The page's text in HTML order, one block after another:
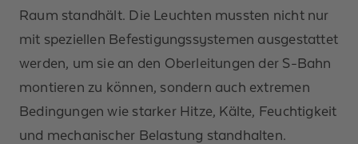
Raum standhält. Die Leuchten mussten nicht nur
mit speziellen Befestigungssystemen ausgestattet
werden, um sie an den Oberleitungen der S-Bahn
montieren zu können, sondern auch extremen
Bedingungen wie starker Hitze, Kälte, Feuchtigkeit
und mechanischer Belastung standhalten.